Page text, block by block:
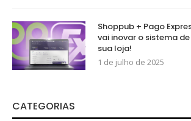
Shoppub + Pago
vai inovar o sistema
sua loja!
1 de julho de 2025
CATEGORIAS